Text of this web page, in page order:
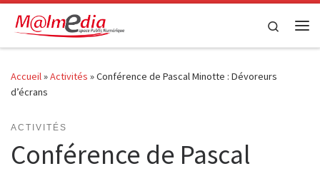
Passer au contenu
Search
Accueil»Activités »Conférence de Pascal Minotte : Dévoreurs
d’écrans
ACTIVITÉS
Conférence de Pascal